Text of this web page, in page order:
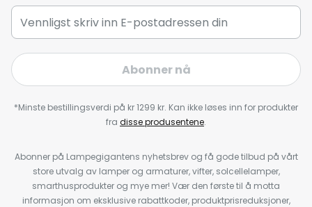
Abonner nå
*Minste bestillingsverdi på kr 1299 kr. Kan ikke løses inn for produkter
fra disse produsentene.
Abonner på Lampegigantens nyhetsbrev og få gode tilbud på vårt
store utvalg av lamper og armaturer, vifter, solcellelamper,
smarthusprodukter og mye mer! Vær den første til å motta
informasjon om eksklusive rabattkoder, produktprisreduksjoner,